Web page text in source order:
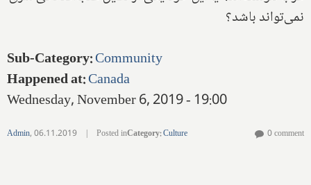
نمی‌تواند باشد؟
Sub-Category:Community
Happened at:Canada
Wednesday, November 6, 2019 - 19:00
Admin,06.11.2019 | Posted inCategory:Culture 0 comment